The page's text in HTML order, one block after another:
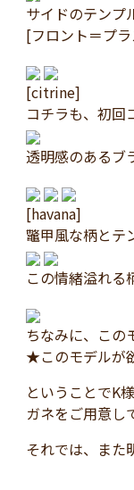
サイドのテンプ
[フロント＝プ
[citrine]
コチラも、初回
透明感のあるブ
[havana]
鼈甲風な柄とテ
この情緒溢れる
ちなみに、この
★このモデルが
ということでK
ガネをご用意し
それでは、また